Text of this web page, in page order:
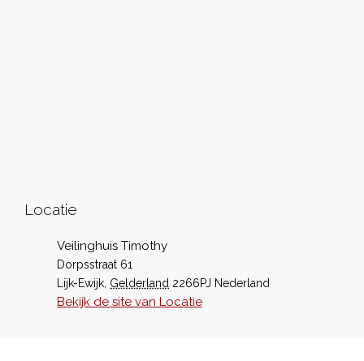
Locatie
Veilinghuis Timothy
Dorpsstraat 61
Lijk-Ewijk Gelderland 2266PJ Nederland
Bekijk de site van Locatie